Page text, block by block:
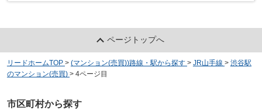
ページトップへ
リードホームTOP > (マンション(売買))路線・駅から探す > JR山手線 > 渋谷駅
のマンション(売買) > 4ページ目
市区町村から探す